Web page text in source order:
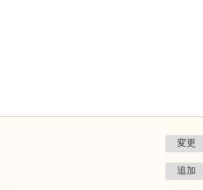
変更
追加